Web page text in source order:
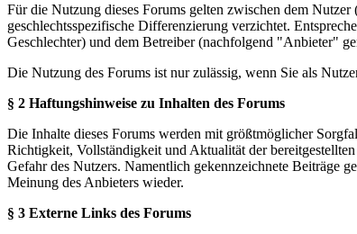
Für die Nutzung dieses Forums gelten zwischen dem
geschlechtsspezifische Differenzierung verzichtet.
Geschlechter) und dem Betreiber (nachfolgend "Anbieter"
Die Nutzung des Forums ist nur zulässig, wenn Sie als
§ 2 Haftungshinweise zu Inhalten des Forums
Die Inhalte dieses Forums werden mit größtmöglicher
Richtigkeit, Vollständigkeit und Aktualität der
Gefahr des Nutzers. Namentlich gekennzeichnete Beiträge
Meinung des Anbieters wieder.
§ 3 Externe Links des Forums